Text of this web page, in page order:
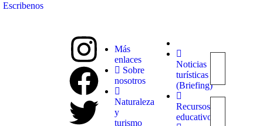
Escribenos
experiencias
Más
enlaces
Sobre
nosotros
Naturaleza
y
turismo
Noticias
turísticas
(Briefing)
Recursos
educativos